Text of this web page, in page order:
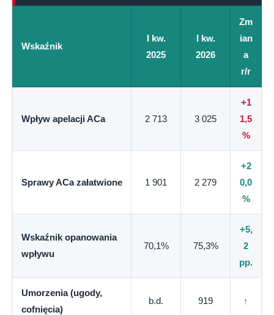
Wskaźnik
I kw.
2025
I kw.
2026
Zm
ian
a
r/r
Wpływ apelacji ACa 2 713 3 025
+1
1,5
%
Sprawy ACa załatwione 1 901 2 279
+2
0,0
%
Wskaźnik opanowania
wpływu
70,1% 75,3%
+5,
2
pp.
Umorzenia (ugody,
cofnięcia)
b.d. 919 ↑